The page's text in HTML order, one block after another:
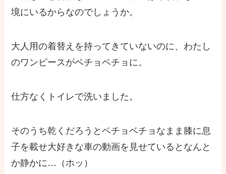
境にいるからなのでしょうか。
大人用の着替えを持ってきていないのに、わたし
のワンピースがベチョベチョに。
仕方なくトイレで洗いました。
そのうち乾くだろうとベチョベチョなまま膝に息
子を載せ大好きな車の動画を見せているとなんと
か静かに…（ホッ）